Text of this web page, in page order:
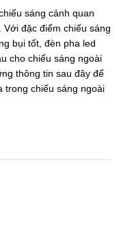
sáng cảnh quan
đặc điểm chiếu sáng
bụi tốt, đèn pha led
cho chiếu sáng ngoài
thông tin sau đây để
trong chiếu sáng ngoài